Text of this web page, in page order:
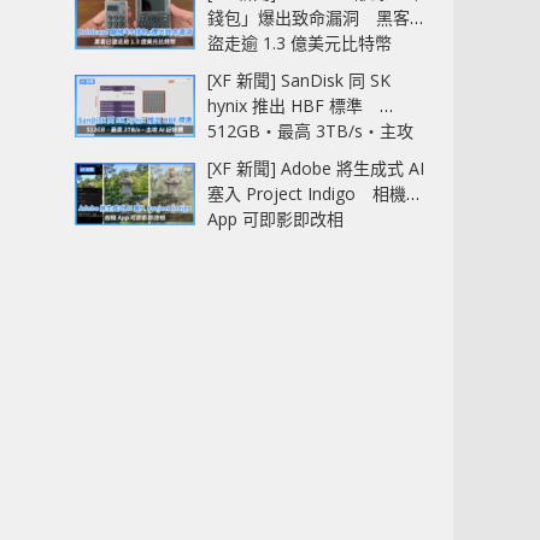
錢包」爆出致命漏洞 黑客已
盜走逾 1.3 億美元比特幣
[XF 新聞] SanDisk 同 SK
hynix 推出 HBF 標準
512GB‧最高 3TB/s‧主攻
AI 記憶體
[XF 新聞] Adobe 將生成式 AI
塞入 Project Indigo 相機
App 可即影即改相